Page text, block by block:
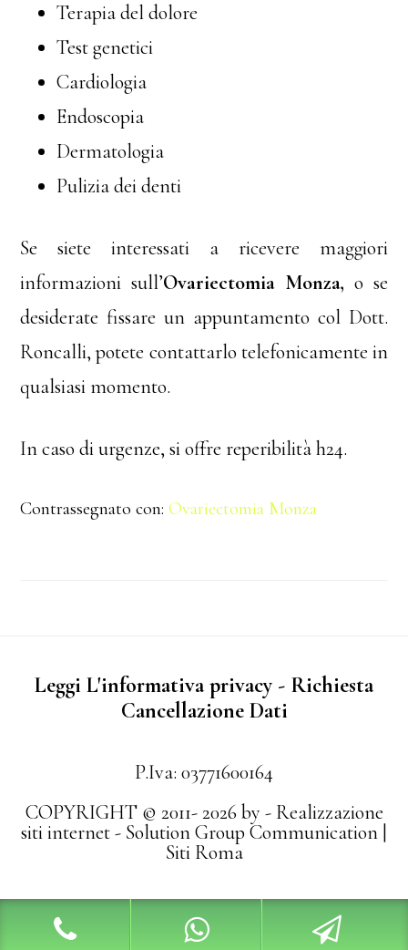
Terapia del dolore
Test genetici
Cardiologia
Endoscopia
Dermatologia
Pulizia dei denti
Se siete interessati a ricevere maggiori
informazioni sull’Ovariectomia Monza, o se
desiderate fissare un appuntamento col Dott.
Roncalli, potete contattarlo telefonicamente in
qualsiasi momento.
In caso di urgenze, si offre reperibilità h24.
Contrassegnato con:Ovariectomia Monza
Leggi L'informativa privacy- Richiesta
Cancellazione Dati
P.Iva: 03771600164
COPYRIGHT © 2011- 2026 by - Realizzazione
siti internet- Solution Group Communication |
Siti Roma